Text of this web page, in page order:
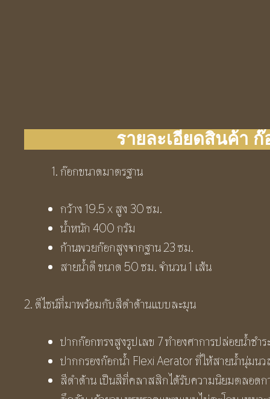
รายละเอียดสินค้า ก๊
ก๊อกขนาดมาตรฐาน
กว้าง 19.5 x สูง 30 ซม.
น้ำหนัก 400 กรัม
ก้านพวยก๊อกสูงจากฐาน 23 ซม.
สายน้ำดี ขนาด 50 ซม. จำนวน 1 เส้น
2. ดีไซน์ที่มาพร้อมกับสีดำด้านแบบละมุน
ปากก๊อกทรงสูงรูปเลข 7 ทำองศาการปล่อยน้ำชำ
ปากกรองก๊อกน้ำ Flexi Aerator ที่ให้สายน้ำนุ่มน
สีดำด้าน เป็นสีที่คลาสสิกได้รับความนิยมตลอดก